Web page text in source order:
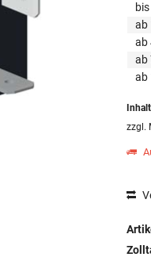
bis
ab
ab
ab
ab
zzgl.